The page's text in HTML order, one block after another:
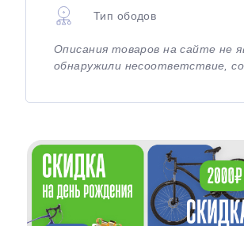
Тип ободов
Описания товаров на сайте не
обнаружили несоответствие,